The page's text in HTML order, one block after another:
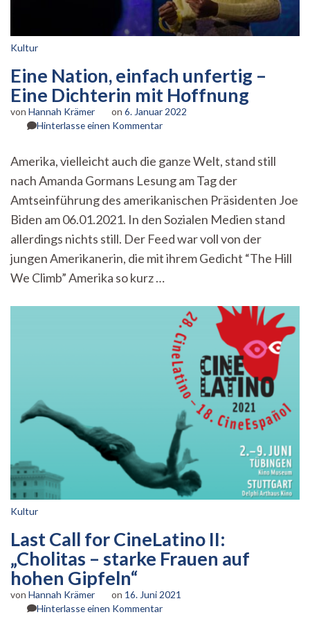
Kultur
Eine Nation, einfach unfertig –
Eine Dichterin mit Hoffnung
von Hannah Krämer on 6. Januar 2022
Hinterlasse einen Kommentarzu
einfach
unfertig
Eine
Dichterin
mit
Amerika, vielleicht auch die ganze Welt, stand still
nach Amanda Gormans Lesung am Tag der
Amtseinführung des amerikanischen Präsidenten Joe
Biden am 06.01.2021. In den Sozialen Medien stand
allerdings nichts still. Der Feed war voll von der
jungen Amerikanerin, die mit ihrem Gedicht “The Hill
We Climb” Amerika so kurz …
Kultur
Last Call for CineLatino II:
„Cholitas – starke Frauen auf
hohen Gipfeln“
von Hannah Krämer on 16. Juni 2021
Hinterlasse einen Kommentarzu